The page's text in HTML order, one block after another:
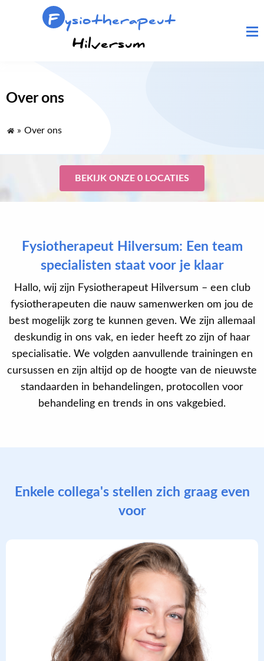
F ysiotherapeut
Hilversum
Over ons
» Over ons
BEKIJK ONZE 0 LOCATIES
Fysiotherapeut Hilversum: Een team
specialisten staat voor je klaar
Hallo, wij zijn Fysiotherapeut Hilversum – een club
fysiotherapeuten die nauw samenwerken om jou de
best mogelijk zorg te kunnen geven. We zijn allemaal
deskundig in ons vak, en ieder heeft zo zijn of haar
specialisatie. We volgden aanvullende trainingen en
cursussen en zijn altijd op de hoogte van de nieuwste
standaarden in behandelingen, protocollen voor
behandeling en trends in ons vakgebied.
Enkele collega's stellen zich graag even
voor